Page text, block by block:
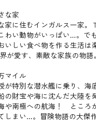
な家
家に住むインガルス一家。
わい動物がいっぱい…。で
いしい食べ物を作る生活は
愛す、素敵な家族の物語。
イル
が特別な潜水艦に乗り、海
財宝や海に沈んだ大陸を
や南極への航海！ ところ
しまい…。冒険物語の大傑